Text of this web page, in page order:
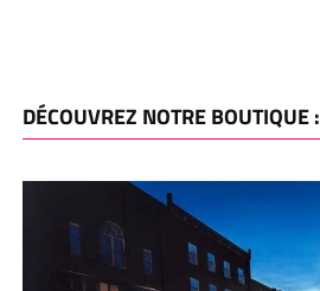
DÉCOUVREZ NOTRE BOUTIQUE :